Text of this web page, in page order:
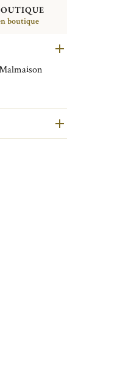
boutique
du service